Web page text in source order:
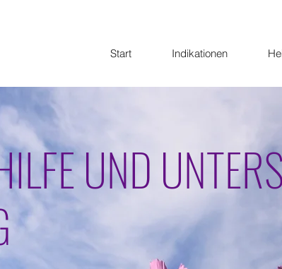
Start Indikationen
UND